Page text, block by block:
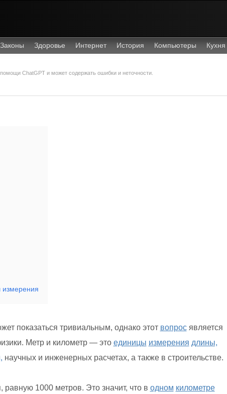
Законы Здоровье Интернет История Компьютеры Кухня
ChatGPT и может содержать ошибки и неточности.
измерения
показаться тривиальным, однако этот вопросявляется
Метр и километр — это единицы измерения длины,
научных и инженерных расчетах, а также в строительстве.
1000 метров. Это значит, что в одном километре